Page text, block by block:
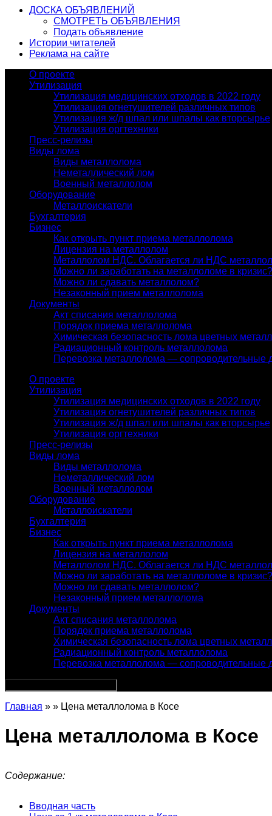
ДОСКА ОБЪЯВЛЕНИЙ
СМОТРЕТЬ ОБЪЯВЛЕНИЯ
Подать объявление
Истории читателей
Реклама на сайте
О проекте
Утилизация
Утилизация медицинских отходов в 2022 году
Утилизация огнетушителей различных типов
Утилизация ж/д шпал или шпалы как вторсырье
Утилизация оргтехники
Пресс-релизы
Виды лома
Виды металлолома
Неметаллический лом
Военный металлолом
Оборудование
Металлоискатели
Бухгалтерия
Бизнес
Как открыть пункт приема металлолома
Лицензия на металлолом
Металлолом НДС. Облагается ли НДС
Можно ли заработать на металлоломе в кризис?
Можно ли сдавать металлолом?
Незаконный прием металлолома
Документы
Акт списания металлолома
Порядок приема металлолома
Химическая безопасность лома цветных
Радиационный контроль металлолома
Перевозка металлолома — сопроводительные
О проекте
Утилизация
Утилизация медицинских отходов в 2022 году
Утилизация огнетушителей различных типов
Утилизация ж/д шпал или шпалы как вторсырье
Утилизация оргтехники
Пресс-релизы
Виды лома
Виды металлолома
Неметаллический лом
Военный металлолом
Оборудование
Металлоискатели
Бухгалтерия
Бизнес
Как открыть пункт приема металлолома
Лицензия на металлолом
Металлолом НДС. Облагается ли НДС
Можно ли заработать на металлоломе в кризис?
Можно ли сдавать металлолом?
Незаконный прием металлолома
Документы
Акт списания металлолома
Порядок приема металлолома
Химическая безопасность лома цветных
Радиационный контроль металлолома
Перевозка металлолома — сопроводительные
Главная » » Цена металлолома в Косе
Цена металлолома в Косе
Содержание:
Вводная часть